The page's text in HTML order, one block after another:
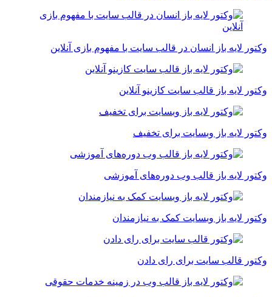
وکتور لایه باز انسان در قالب سایت با مفهوم بازی آنلاین
وکتور لایه باز قالب سایت کازینو آنلاین
وکتور لایه باز وبسایت برای تخفیف
وکتور لایه باز قالب وب دوره‌های آموزشی
وکتور لایه باز وبسایت کمک‌ به نیازمندان
وکتور قالب سایت برای رای دادن